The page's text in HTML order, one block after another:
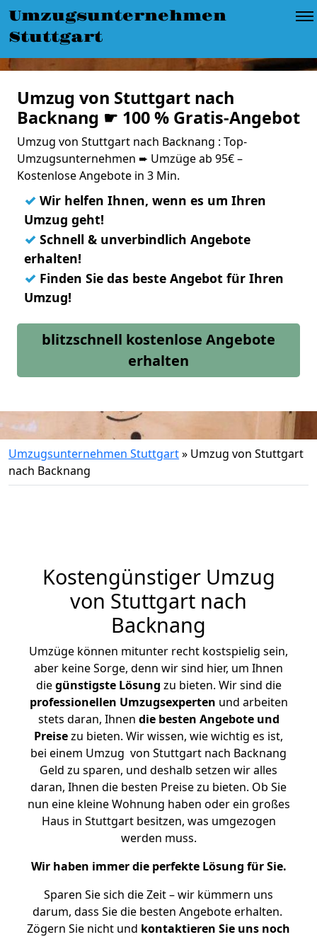
Umzugsunternehmen
Stuttgart
Umzug von Stuttgart nach
Backnang ☛ 100 % Gratis-Angebot
Umzug von Stuttgart nach Backnang : Top-
Umzugsunternehmen ➨ Umzüge ab 95€ –
Kostenlose Angebote in 3 Min.
✓ Wir helfen Ihnen, wenn es um Ihren
Umzug geht!
✓ Schnell & unverbindlich Angebote
erhalten!
✓ Finden Sie das beste Angebot für Ihren
Umzug!
blitzschnell kostenlose Angebote
erhalten
Umzugsunternehmen Stuttgart» Umzug von Stuttgart
nach Backnang
Kostengünstiger Umzug
von Stuttgart nach
Backnang
Umzüge können mitunter recht kostspielig sein,
aber keine Sorge, denn wir sind hier, um Ihnen
diegünstigste Lösung zu bieten. Wir sind die
professionellen Umzugsexperten und arbeiten
stets daran, Ihnen die besten Angebote und
Preisezu bieten. Wir wissen, wie wichtig es ist,
bei einem Umzug von Stuttgart nach Backnang
Geld zu sparen, und deshalb setzen wir alles
daran, Ihnen die besten Preise zu bieten. Ob Sie
nun eine kleine Wohnung haben oder ein großes
Haus in Stuttgart besitzen, was umgezogen
werden muss.
Wir haben immer die perfekte Lösung für Sie.
Sparen Sie sich die Zeit – wir kümmern uns
darum, dass Sie die besten Angebote erhalten.
Zögern Sie nicht und kontaktieren Sie uns noch